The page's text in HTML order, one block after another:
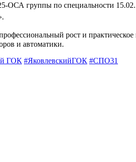
ОСА группы по специальности
рост и
и автоматики.
ГОК #ЯковлевскийГОК #СПО31